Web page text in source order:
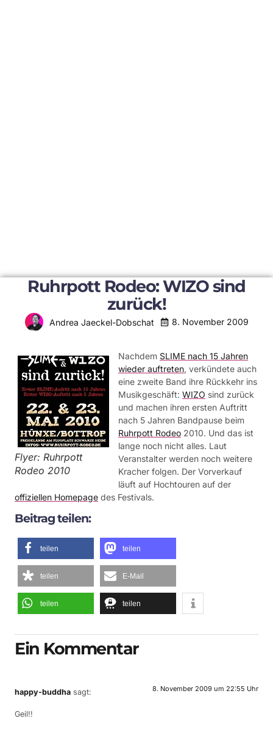
Ruhrpott Rodeo: WIZO sind
zurück!
Andrea Jaeckel-Dobschat 8. November 2009
Flyer: Ruhrpott
Rodeo 2010
Nachdem SLIME nach 15 Jahren
wieder auftreten, verkündete auch
eine zweite Band ihre Rückkehr ins
Musikgeschäft: WIZO sind zurück
und machen ihren ersten Auftritt
nach 5 Jahren Bandpause beim
Ruhrpott Rodeo 2010. Und das ist
lange noch nicht alles. Laut
Veranstalter werden noch weitere
Kracher folgen. Der Vorverkauf
läuft auf Hochtouren auf der
offiziellen Homepage des Festivals.
Beitrag teilen:
teilen teilen
teilen E-Mail
teilen teilen
Ein Kommentar
happy-buddha sagt: 8. November 2009 um 22:55 Uhr
Geil!!